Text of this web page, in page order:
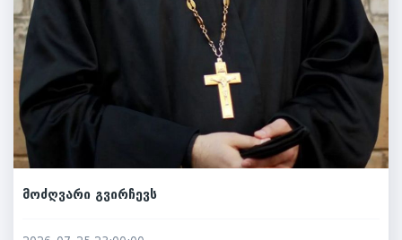
მოძღვარი გვირჩევს